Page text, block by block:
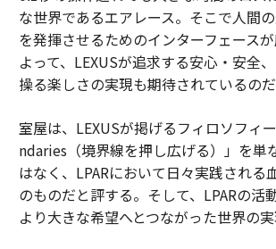
な世界であるエアレース。そこで人間
を発揮させるためのインターフェース
よって、LEXUSが追求する安心・安全
操る楽しさの実現も期待されているのだ
室屋は、LEXUSが掲げるフィロソフィ
ndaries（境界線を押し広げる）」を単
はなく、LPARにおいて日々実践される
のものだと評する。そして、LPARの活
より大きな希望へとつながった世界の実